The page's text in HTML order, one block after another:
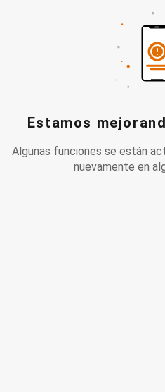
Estamos
Algunas funciones se están
nuevamente en